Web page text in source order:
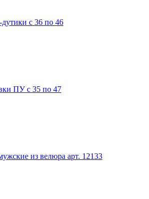
с 36 по 46
ПУ с 35 по 47
из велюра арт. 12133